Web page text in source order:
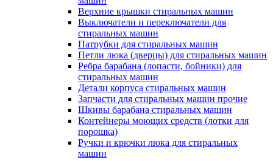
Верхние крышки стиральных машин
Выключатели и переключатели для
стиральных машин
Патрубки для стиральных машин
Петли люка (дверцы) для стиральных машин
Ребра барабана (лопасти, бойники) для
стиральных машин
Детали корпуса стиральных машин
Запчасти для стиральных машин прочие
Шкивы барабана стиральных машин
Контейнеры моющих средств (лотки для
порошка)
Ручки и крючки люка для стиральных
машин